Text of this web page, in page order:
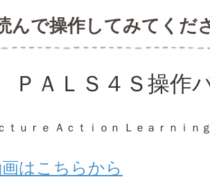
んで操作してみてくだ
ＰＡＬＳ４Ｓ操作
ｔｕｒｅ Ａｃｔｉｏｎ Ｌｅａｒｎｉｎ
はこちらから